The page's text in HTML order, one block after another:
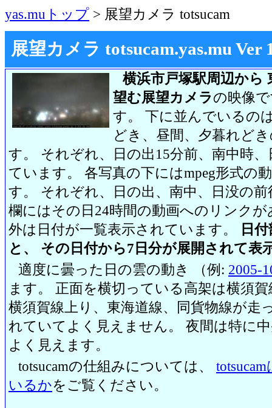
yas.muトップ > 展望カメラ totsucam
展望カメラ totsucam.yas.mu Ver
横浜市戸塚駅周辺から
望む展望カメラの映像
す。 下に並んでいるの
どき、昼間、夕暮れど
す。 それぞれ、日の出15分前、南中時
ています。 各写真の下にはmpeg形式の
す。 それぞれ、日の出、南中、日没の
欄にはその日24時間の動画へのリンク
外は日付が一覧表示されています。
日
と、 その日付から7日分が展開されて表
適度に曇った日の雲の動き （例: 2005-
ます。 正面を横切っている高架は横須
横須賀線上り、東海道線、同貨物線が走
れていてよく見えません。 夜間は特に
よく見えます。
totsucamの仕組みについては、
いるかをご覧ください。